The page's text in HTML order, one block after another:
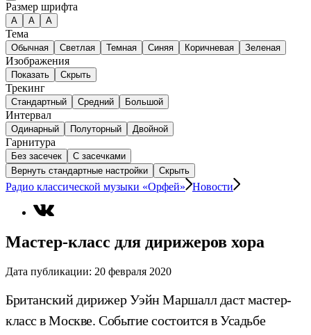
Размер шрифта
А A A
Тема
Обычная Светлая Темная Синяя Коричневая Зеленая
Изображения
Показать Скрыть
Трекинг
Стандартный Средний Большой
Интервал
Одинарный Полуторный Двойной
Гарнитура
Без засечек
С засечками
Вернуть стандартные настройки
Скрыть
Радио классической музыки «Орфей» Новости
Мастер-класс для дирижеров хора
Дата публикации: 20 февраля 2020
Британский дирижер Уэйн Маршалл даст мастер-
класс в Москве. Событие состоится в Усадьбе